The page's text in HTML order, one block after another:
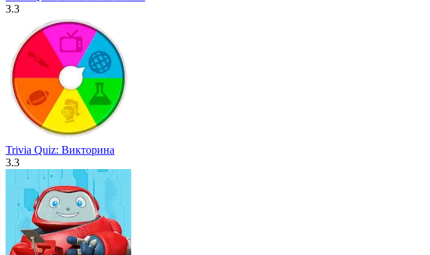
3.3
Trivia Quiz: Викторина
3.3